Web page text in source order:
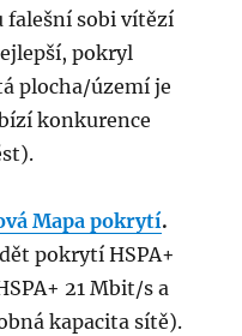
falešní sobi vítězí
pokryl
plocha/území je
konkurence
Mapa pokrytí.
pokrytí HSPA+
21 Mbit/s a
kapacita sítě).